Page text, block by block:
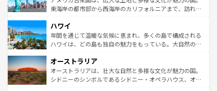
ことができる。国民の所得が高いため物価も高いが、旅行
ば市内交通費無料で観光を楽しむこともできる。 なお、新
着のスイス情報はコンテンツ一覧 を参照してほしい。
東海岸の都市部から西海岸のカリフォルニアまで、訪れる
のような巨大都市は、観光、ショッピング、エンターテイ
ンメントが詰まった刺激的なスポットだ。一方、アメリカ
西部には大自然が広がり、グランドキャニオンやイエロー
部のニューオーリンズでは、音楽と美食が融合した独特の
文化が魅力。旅行者はアメリカの各地域で異なる魅力を楽
しみながら、その多様性と豊かな歴史を感じることができ
ハワイ
年間を通じて温暖な気候に恵まれ、多くの島で構成される
ハワイは、どの島も独自の魅力をもっている。大自然の神
ワイ島は見逃せない。また、定番の観光地といえばオアフ
島だが、静かな自然を求めるならマウイ島やカウアイ島が
おすすめ。エメラルドグリーンに輝く海をはじめ、豊かな
オーストラリア
オーストラリアは、壮大な自然と多様な文化が魅力の国。
シドニーのシンボルであるシドニー・オペラハウス、オー